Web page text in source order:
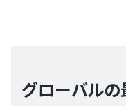
グローバル